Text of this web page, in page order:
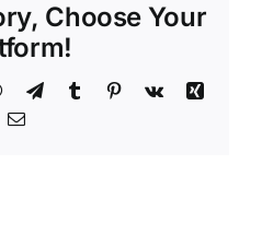
Choose Your
WhatsApp
TelegramTumblr Pinterest
Vk
Xing
Email